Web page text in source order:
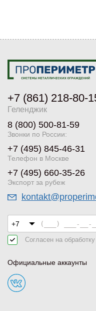
+7 (861) 218-80-
Геленджик
8 (800) 500-81-59
Звонки по России:
+7 (495) 845-46-31
Телефон в Москве
+7 (495) 660-35-26
Экспорт за рубеж
Согласен на обработку
Официальные аккаунты